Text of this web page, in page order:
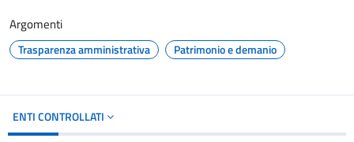
Argomenti
Trasparenza amministrativa Patrimonio e demanio
ENTI CONTROLLATI